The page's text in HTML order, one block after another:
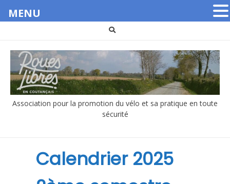
contenu
Association pour la promotion du vélo et sa pratique en toute
sécurité
Calendrier 2025
MENU